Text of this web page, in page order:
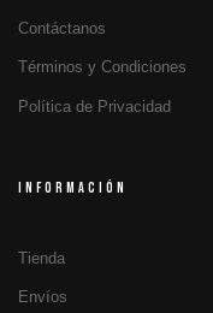
Contáctanos
Términos y Condiciones
Política de Privacidad
INFORMACIÓN
Tienda
Envíos